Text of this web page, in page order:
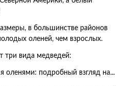
в большинстве районов
оленей, чем взрослых.
три вида медведей: